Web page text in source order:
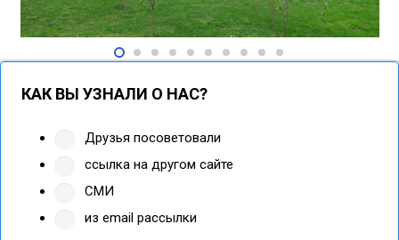
КАК ВЫ УЗНАЛИ О НАС?
Друзья посоветовали
ссылка на другом сайте
СМИ
из email рассылки